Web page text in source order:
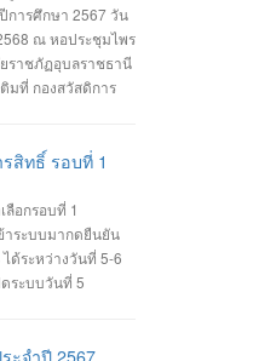
บัติของสาขาวิชา
ามข้อมูลเพิ่มเติม
045-352-000 ต่อ
การศึกษา 2567 วัน
ณ หอประชุมไพร
ราชภัฏอุบลราชธานี
มที่ กองสวัสดิการ
สิทธิ์ รอบที่ 1
ลือกรอบที่ 1
าระบบมากดยืนยัน
ด้ระหว่างวันที่ 5-6
ระบบวันที่ 5
ะจำปี 2567